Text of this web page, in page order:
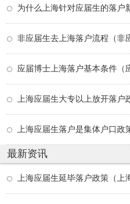
非应届生去上海落户流程（非
应届博士上海落户基本条件（
上海应届生落户是集体户口政
最新资讯
上海应届生延毕落户政策（上